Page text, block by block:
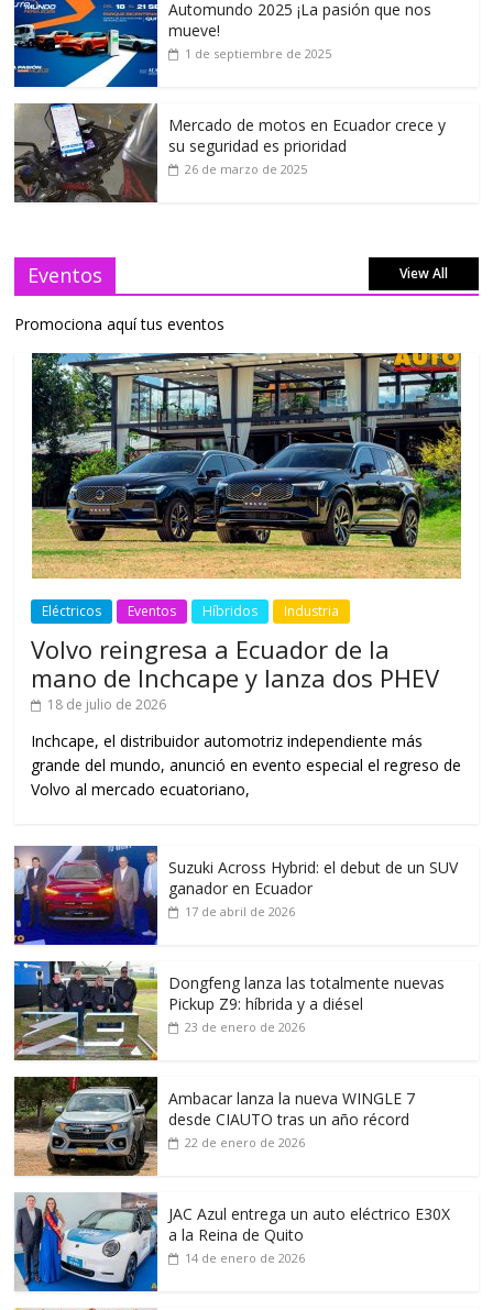
Automundo 2025 ¡La pasión que nos
mueve!
1 de septiembre de 2025
Mercado de motos en Ecuador crece y
su seguridad es prioridad
26 de marzo de 2025
Eventos View All
Promociona aquí tus eventos
Eléctricos Eventos Híbridos Industria
Volvo reingresa a Ecuador de la
mano de Inchcape y lanza dos PHEV
18 de julio de 2026
Inchcape, el distribuidor automotriz independiente más
grande del mundo, anunció en evento especial el regreso de
Volvo al mercado ecuatoriano,
Suzuki Across Hybrid: el debut de un SUV
ganador en Ecuador
17 de abril de 2026
Dongfeng lanza las totalmente nuevas
Pickup Z9: híbrida y a diésel
23 de enero de 2026
Ambacar lanza la nueva WINGLE 7
desde CIAUTO tras un año récord
22 de enero de 2026
JAC Azul entrega un auto eléctrico E30X
a la Reina de Quito
14 de enero de 2026